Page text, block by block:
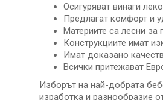
Осигуряват винаги
Предлагат комфорт и
Материите са лесни за
Конструкциите имат
Имат доказано
Всички притежават
Изборът на най-добрата
изработка и разнообразие